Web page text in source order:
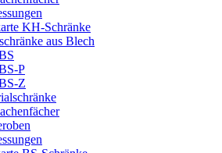
KH-Schränke
aus Blech
P
Z